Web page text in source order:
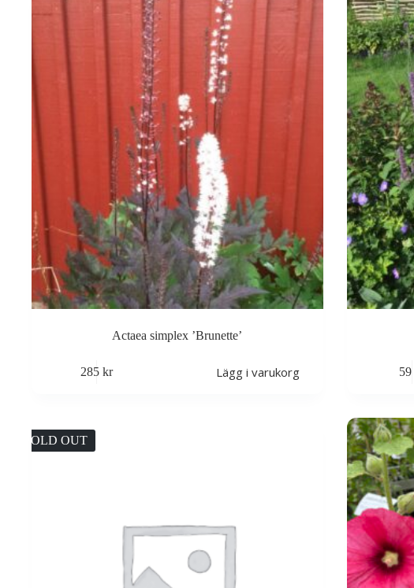
Actaea simplex ’Brunette’
285 kr Lägg i varukorg 59
SOLD OUT